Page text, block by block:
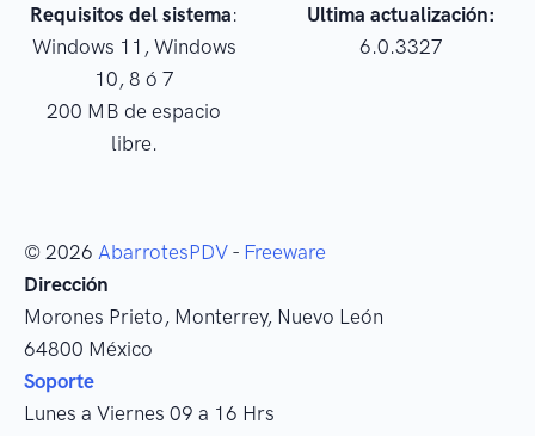
Requisitos del sistema:
Windows 11, Windows
10, 8 ó 7
200 MB de espacio
libre.
Ultima actualización:
6.0.3327
© 2026 AbarrotesPDV - Freeware
Dirección
Morones Prieto, Monterrey, Nuevo León
64800 México
Soporte
Lunes a Viernes 09 a 16 Hrs